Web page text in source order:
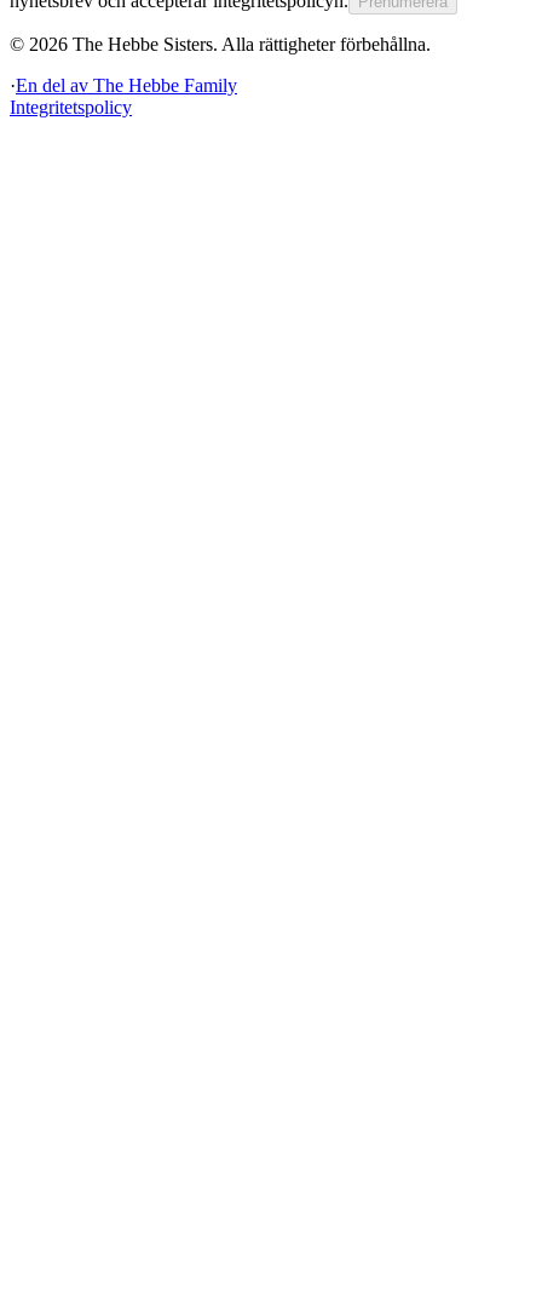
© 2026 The Hebbe Sisters. Alla rättigheter förbehållna.
·En del av The Hebbe Family
Integritetspolicy